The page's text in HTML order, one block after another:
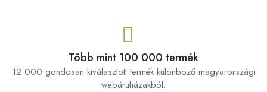
Több mint 100 000 termék
12 000 gondosan kiválasztott termék különböző magyarországi
webáruházakból.